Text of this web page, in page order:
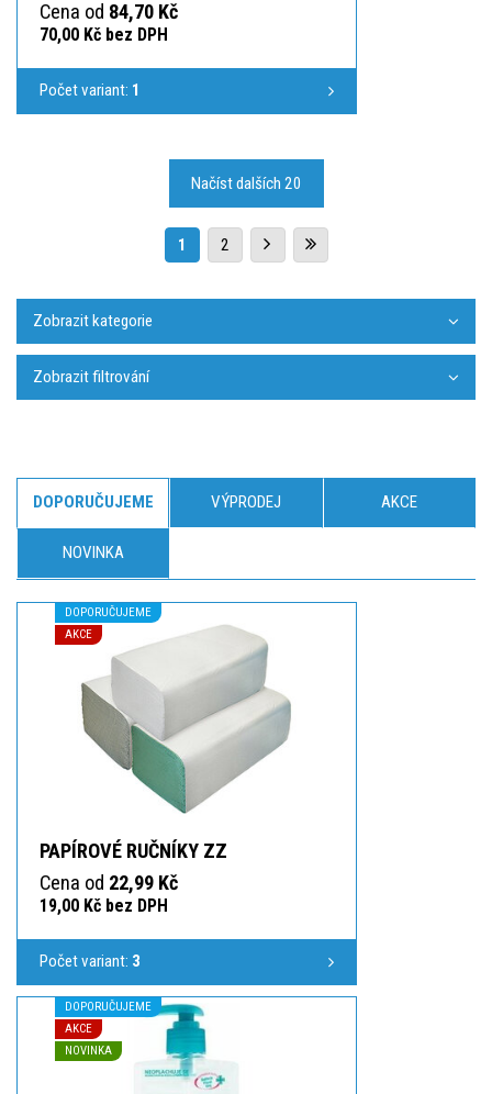
Cena od 84,70 Kč
70,00 Kč bez DPH
Počet variant: 1
Načíst dalších 20
1 2
Zobrazit kategorie
Zobrazit filtrování
DOPORUČUJEME VÝPRODEJ AKCE
NOVINKA
DOPORUČUJEME
AKCE
PAPÍROVÉ RUČNÍKY ZZ
Cena od 22,99 Kč
19,00 Kč bez DPH
Počet variant: 3
DOPORUČUJEME
AKCE
NOVINKA